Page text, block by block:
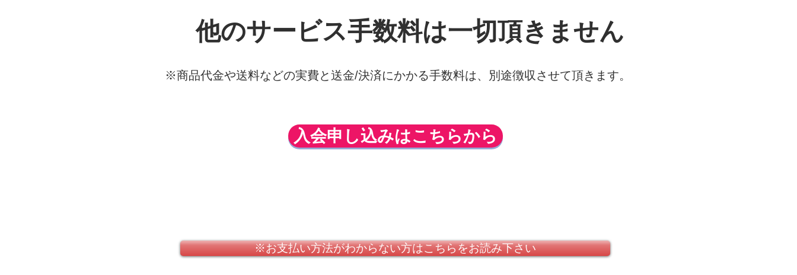
他のサービス手数料は一切頂きません​​
※商品代金や送料などの実費と送金/決済にかかる手数料は、別途徴収させて頂きます。
入会申し込みはこちらから
※お支払い方法がわからない方はこちらをお読み下さい